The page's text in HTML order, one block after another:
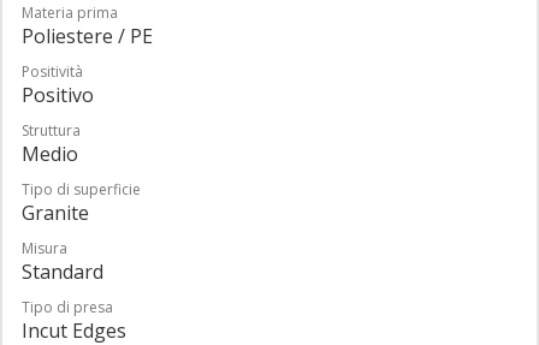
Materia prima
Poliestere / PE
Positività
Positivo
Struttura
Medio
Tipo di superficie
Granite
Misura
Standard
Tipo di presa
Incut Edges